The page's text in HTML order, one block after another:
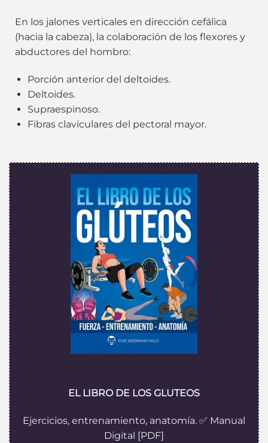
En los jalones verticales en dirección cefálica
(hacia la cabeza), la colaboración de los flexores y
abductores del hombro:
Porción anterior del deltoides.
Deltoides.
Supraespinoso.
Fibras claviculares del pectoral mayor.
EL LIBRO DE LOS GLUTEOS
Ejercicios, entrenamiento, anatomía. ✅ Manual
Digital [PDF]